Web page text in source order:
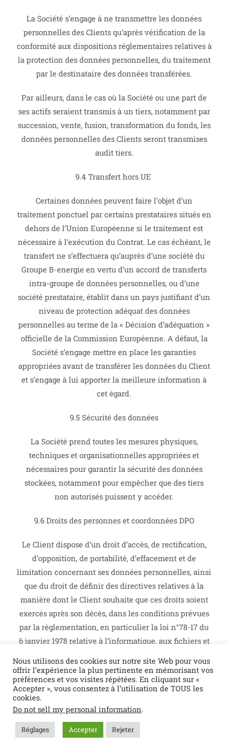
La Société s’engage à ne transmettre les données
personnelles des Clients qu’après vérification de la
conformité aux dispositions réglementaires relatives à
la protection des données personnelles, du traitement
par le destinataire des données transférées.
Par ailleurs, dans le cas où la Société ou une part de
ses actifs seraient transmis à un tiers, notamment par
succession, vente, fusion, transformation du fonds, les
données personnelles des Clients seront transmises
audit tiers.
9.4 Transfert hors UE
Certaines données peuvent faire l’objet d’un
traitement ponctuel par certains prestataires situés en
dehors de l’Union Européenne si le traitement est
nécessaire à l’exécution du Contrat. Le cas échéant, le
transfert ne s’effectuera qu’auprès d’une société du
Groupe B-energie en vertu d’un accord de transferts
intra-groupe de données personnelles, ou d’une
société prestataire, établit dans un pays justifiant d’un
niveau de protection adéquat des données
personnelles au terme de la « Décision d’adéquation »
officielle de la Commission Européenne. A défaut, la
Société s’engage mettre en place les garanties
appropriées avant de transférer les données du Client
et s’engage à lui apporter la meilleure information à
cet égard.
9.5 Sécurité des données
La Société prend toutes les mesures physiques,
techniques et organisationnelles appropriées et
nécessaires pour garantir la sécurité des données
stockées, notamment pour empêcher que des tiers
non autorisés puissent y accéder.
9.6 Droits des personnes et coordonnées DPO
Le Client dispose d’un droit d’accès, de rectification,
d’opposition, de portabilité, d’effacement et de
limitation concernant ses données personnelles, ainsi
que du droit de définir des directives relatives à la
manière dont le Client souhaite que ces droits soient
exercés après son décès, dans les conditions prévues
par la règlementation, en particulier la loi n°78-17 du
6 janvier 1978 relative à l’informatique, aux fichiers et
Les droits susmentionnés peuvent être exercés auprès
du délégué à la protection des données (DPO) de la
Société et pourra le contacter à l’adresse suivante B-
energie 1 rue de la camuse 91660 MEREVILLE ou par
courrier électronique à : contact@b-energie.fr
Nous utilisons des cookies sur notre site Web pour vous
offrir l’expérience la plus pertinente en mémorisant vos
préférences et vos visites répétées. En cliquant sur «
Accepter », vous consentez à l’utilisation de TOUS les
cookies.
Do not sell my personal information.
Réglages Accepter Rejeter